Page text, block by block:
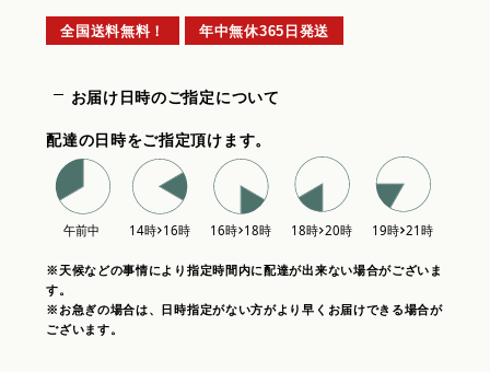
全国送料無料！ 年中無休365日発送
お届け日時のご指定について
配達の日時をご指定頂けます。
※天候などの事情により指定時間内に配達が出来ない場合がございま
す。
※お急ぎの場合は、日時指定がない方がより早くお届けできる場合が
ございます。